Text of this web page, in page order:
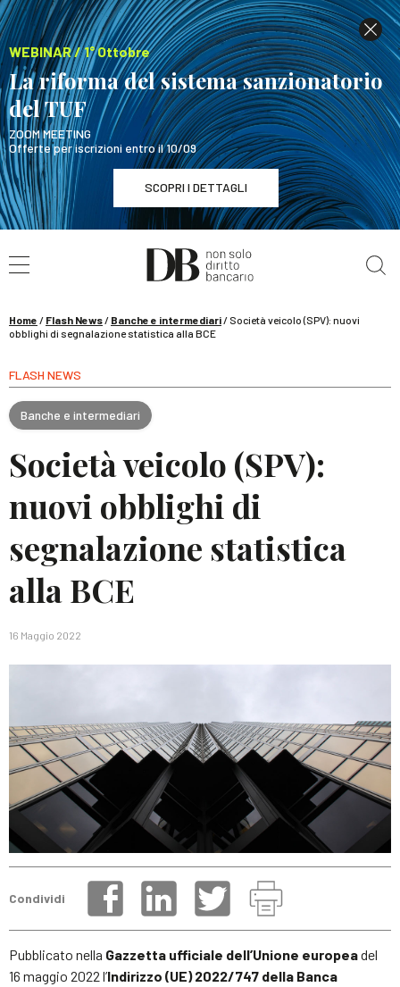
WEBINAR / 1° Ottobre
La riforma del sistema sanzionatorio
del TUF
ZOOM MEETING
Offerte per iscrizioni entro il 10/09
SCOPRI I DETTAGLI
WEBINAR / 1° Ottobre
La riforma del sistema sanzionatorio del TUF
Home / Flash News/ Banche e intermediari/ Società veicolo (SPV): nuovi
obblighi di segnalazione statistica alla BCE
FLASH NEWS
Banche e intermediari
Società veicolo (SPV):
nuovi obblighi di
segnalazione statistica
alla BCE
16 Maggio 2022
Condividi
Pubblicato nella Gazzetta ufficiale dell’Unione europeadel
16 maggio 2022 l’Indirizzo (UE) 2022/747 della Banca